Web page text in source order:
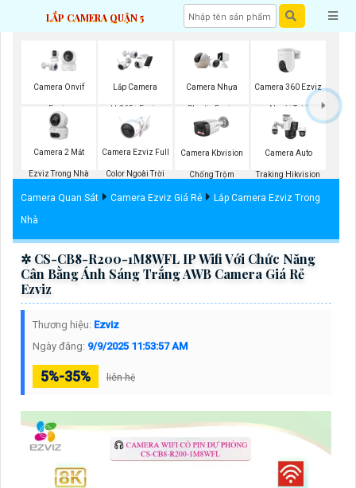
LẮP CAMERA QUẬN 5
Camera Onvif
Ezviz
Lắp Camera
H.265+ Ezviz
Camera Nhựa
Plastic Ezviz
Camera 360 Ezviz
Ngoài Trời
Camera 2 Mắt
Ezviz Trong Nhà
Camera Ezviz Full
Color Ngoài Trời
Camera Kbvision
Chống Trộm
Camera Auto
Traking Hikvision
Camera Quan Sát Camera Ezviz Giá Rẻ
Lắp Camera Ezviz Trong
Nhà
✲ CS-CB8-R200-1M8WFL IP Wifi Với Chức Năng
Cân Bằng Ánh Sáng Trắng AWB Camera Giá Rẻ
Ezviz
Thương hiệu: Ezviz
Ngày đăng: 9/9/2025 11:53:57 AM
5%-35% liên hệ